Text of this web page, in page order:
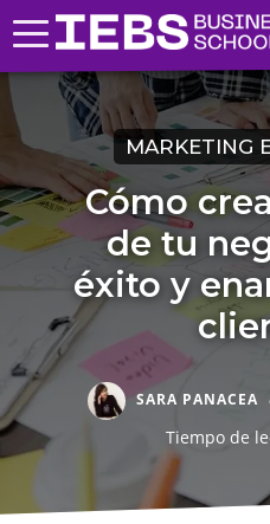
MARKETING
Cómo
de tu
éxito y
SARA PANACEA
Tiempo de